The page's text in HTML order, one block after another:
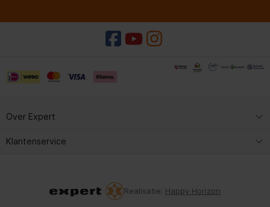
Over Expert
Expert Service
Contact met Expert
Klantenservice
Kopen & reserveren Realisatie: Happy Horizon